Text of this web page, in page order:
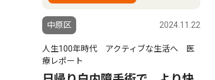
中原区 2024.11.22
人生100年時代 アクティブな生活へ 医
療レポート